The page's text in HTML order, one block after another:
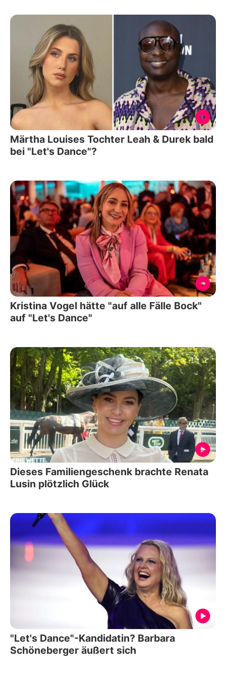
Märtha Louises Tochter Leah & Durek bald
bei "Let's Dance"?
Kristina Vogel hätte "auf alle Fälle Bock"
auf "Let's Dance"
Dieses Familiengeschenk brachte Renata
Lusin plötzlich Glück
"Let's Dance"-Kandidatin? Barbara
Schöneberger äußert sich